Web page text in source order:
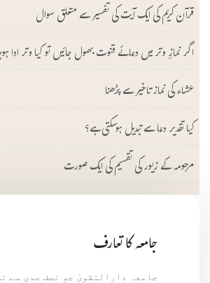
قرآن کریم کی ایک آیت کی تفسیر سے متعلق سوال
اگر نمازِ وتر میں دعائے قنوت بھول جائیں تو کیا وتر ادا
عشاء کی نماز تاخیر سے پڑھنا
کیا تقدیر دعا سے تبدیل ہوسکتی ہے؟
مرحومہ کے زیور کی تقسیم کی ایک صورت
جامعہ کا تعارف
جامعہ دارالتقویٰ جو نصف صدی سے